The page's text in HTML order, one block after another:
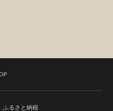
ふるさと納税